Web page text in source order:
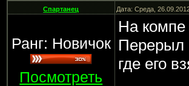
Спартанец Дата: Среда,
Ранг: Новичок
Посмотреть
На компе
Перерыл
где его